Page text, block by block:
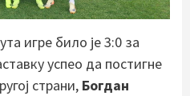
игре било је 3:0 за
успео да постигне
страни, Богдан